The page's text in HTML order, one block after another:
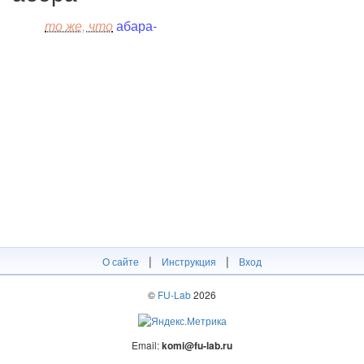
то же, чтоабара-
О сайте | Инструкция | Вход
© FU-Lab2026
Email:komi@fu-lab.ru